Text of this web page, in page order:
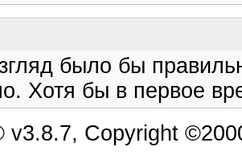
было бы
Хотя бы в первое
v3.8.7, Copyright